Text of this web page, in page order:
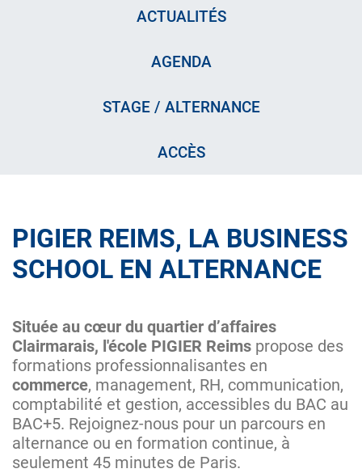
ACTUALITÉS
AGENDA
STAGE / ALTERNANCE
ACCÈS
PIGIER REIMS, LA BUSINESS
SCHOOL EN ALTERNANCE
Située au cœur du quartier d’affaires
Clairmarais, l'école PIGIER Reims propose des
formations professionnalisantes en
commerce, management, RH, communication,
comptabilité et gestion, accessibles du BAC au
BAC+5. Rejoignez-nous pour un parcours en
alternance ou en formation continue, à
seulement 45 minutes de Paris.